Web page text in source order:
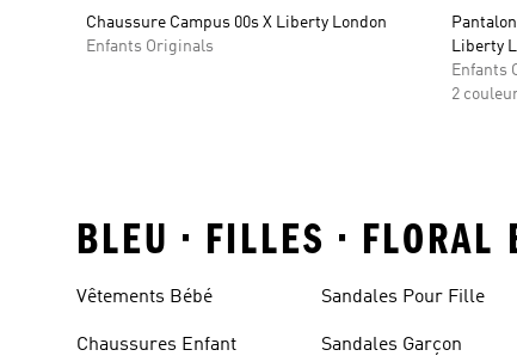
Chaussure Campus 00s X Liberty London
Enfants Originals
Liberty
Enfants
2
BLEU • FILLES • FLORAL
Vêtements Bébé
Chaussures Enfant
Sandales Pour Fille
Sandales Garçon